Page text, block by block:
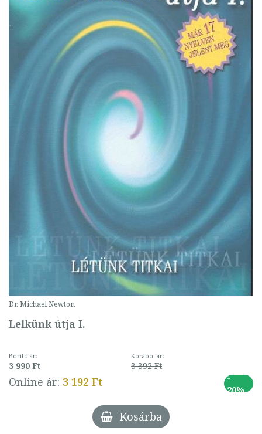
Dr. Michael Newton
Lelkünk útja I.
Borító ár:
3 990 Ft
Korábbi ár:
3 392 Ft
Online ár: 3 192 Ft
-
20%
Kosárba